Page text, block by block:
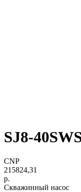
SJ8-
CNP
215824,31
р.
Скважинный насос